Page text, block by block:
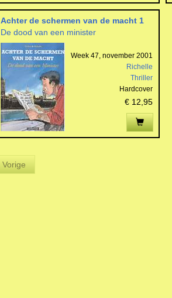
Achter de schermen van de macht 1
De dood van een minister
Week 47, november 2001
Richelle
Thriller
Hardcover
€ 12,95
Vorige